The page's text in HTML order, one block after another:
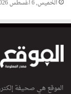
ن
الخميس, 6 أغسطس 2026, 18:17
الموقع هي صحيفة